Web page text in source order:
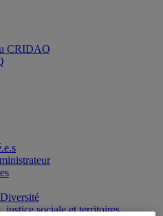
CRIDAQ
justice sociale et territoires